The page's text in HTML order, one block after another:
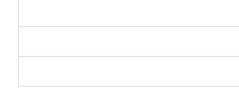
118
141
122
141